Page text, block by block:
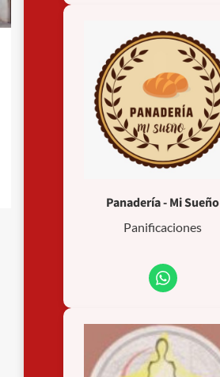
Panadería - Mi Sueño
Panificaciones